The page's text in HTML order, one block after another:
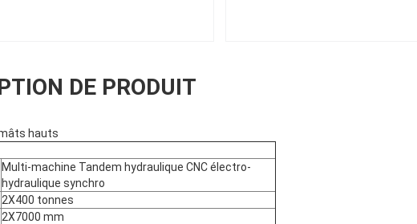
DE PRODUIT
hauts
Multi-machine Tandem hydraulique CNC électro-
hydraulique synchro
2X400 tonnes
2X7000 mm